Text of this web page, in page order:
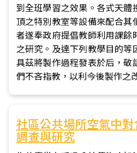
到全班學習之效果。各式天體
頂之特別教室等設備來配合其
者遂奉政府提倡教師利用課餘
之研究。及達下列教學目的等
具茲將製作過程發表於后，敬
們不吝指教，以利今後製作之
社區公共場所空氣中
調查與研究